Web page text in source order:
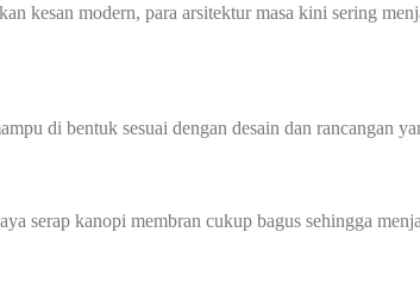
kesan modern, para arsitektur masa kini sering
di bentuk sesuai dengan desain dan rancangan
serap kanopi membran cukup bagus sehingga